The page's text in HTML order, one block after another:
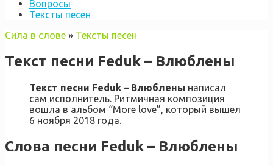
Вопросы
Тексты песен
Сила в слове » Тексты песен
Текст песни Feduk – Влюблены
Текст песни Feduk – Влюблены написал
сам исполнитель. Ритмичная композиция
вошла в альбом “More love”, который вышел
6 ноября 2018 года.
Слова песни Feduk – Влюблены